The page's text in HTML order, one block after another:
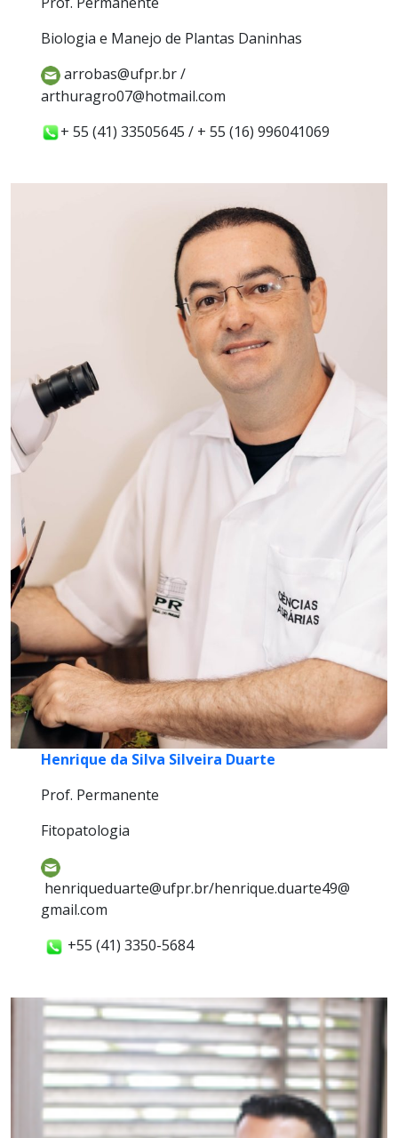
Biologia e Manejo de Plantas Daninhas
arrobas@ufpr.br /
arthuragro07@hotmail.com
+ 55 (41) 33505645 / + 55 (16) 996041069
Henrique da Silva Silveira Duarte
Prof. Permanente
Fitopatologia
henriqueduarte@ufpr.br/henrique.duarte49@
gmail.com
+55 (41) 3350-5684